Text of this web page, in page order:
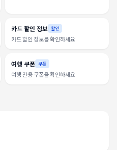
카드 할인 정보 할인
카드 할인 정보를 확인하세요
여행 쿠폰 쿠폰
여행 전용 쿠폰을 확인하세요